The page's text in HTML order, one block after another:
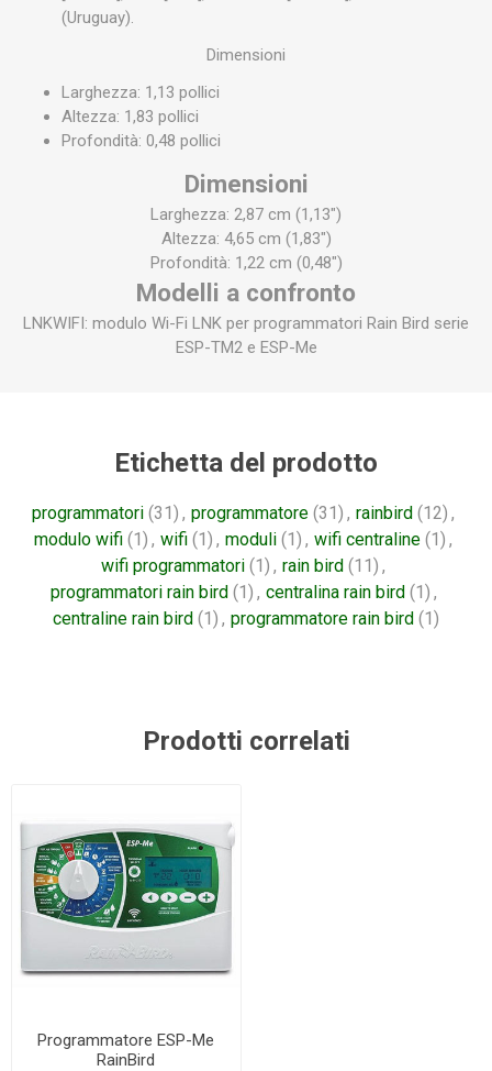
(Uruguay).
Dimensioni
Larghezza: 1,13 pollici
Altezza: 1,83 pollici
Profondità: 0,48 pollici
Dimensioni
Larghezza: 2,87 cm (1,13")
Altezza: 4,65 cm (1,83")
Profondità: 1,22 cm (0,48")
Modelli a confronto
LNKWIFI: modulo Wi-Fi LNK per programmatori Rain Bird serie
ESP-TM2 e ESP-Me
Etichetta del prodotto
programmatori (31) , programmatore (31) , rainbird (12) ,
modulo wifi (1) , wifi (1) , moduli (1) , wifi centraline (1) ,
wifi programmatori (1) , rain bird (11) ,
programmatori rain bird (1) , centralina rain bird (1) ,
centraline rain bird (1) , programmatore rain bird (1)
Prodotti correlati
Programmatore ESP-Me
RainBird